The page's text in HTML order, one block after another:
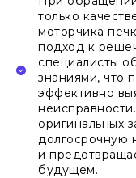
только
моторчика
подход к
специалисты
знаниями, что
эффективно
оригинальных
долгосрочную
и
будущем.